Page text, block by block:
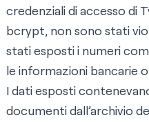
credenziali di accesso di
bcrypt, non sono stati
stati esposti i numeri
le informazioni bancarie
I dati esposti
documenti dall’archivio